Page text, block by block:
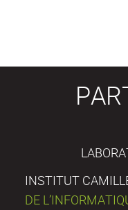
INSTITUT
DE